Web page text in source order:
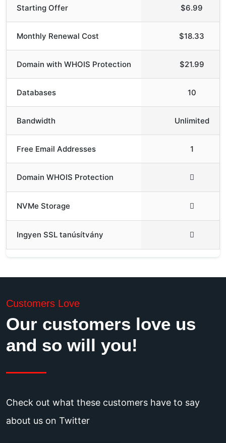
Starting Offer $6.99
Monthly Renewal Cost $18.33
Domain with WHOIS Protection $21.99
Databases 10
Bandwidth Unlimited
Free Email Addresses 1
Domain WHOIS Protection
NVMe Storage
Ingyen SSL tanúsítvány
Customers Love
Our customers love us
and so will you!
Check out what these customers have to say
about us on Twitter